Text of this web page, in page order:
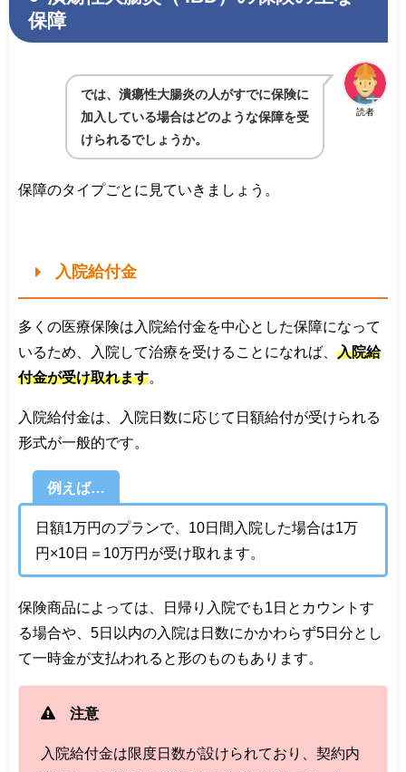
保障
読者
では、潰瘍性大腸炎の人がすでに保険に
加入している場合はどのような保障を受
けられるでしょうか。
保障のタイプごとに見ていきましょう。
入院給付金
多くの医療保険は入院給付金を中心とした保障になって
いるため、入院して治療を受けることになれば、 入院給
付金が受け取れます
入院給付金は、入院日数に応じて日額給付が受けられる
形式が一般的です。
例えば…
日額1万円のプランで、10日間入院した場合は1万
円×10日＝10万円が受け取れます。
保険商品によっては、日帰り入院でも1日とカウントす
る場合や、5日以内の入院は日数にかかわらず5日分とし
て一時金が支払われると形のものもあります。
注意
入院給付金は限度日数が設けられており、契約内